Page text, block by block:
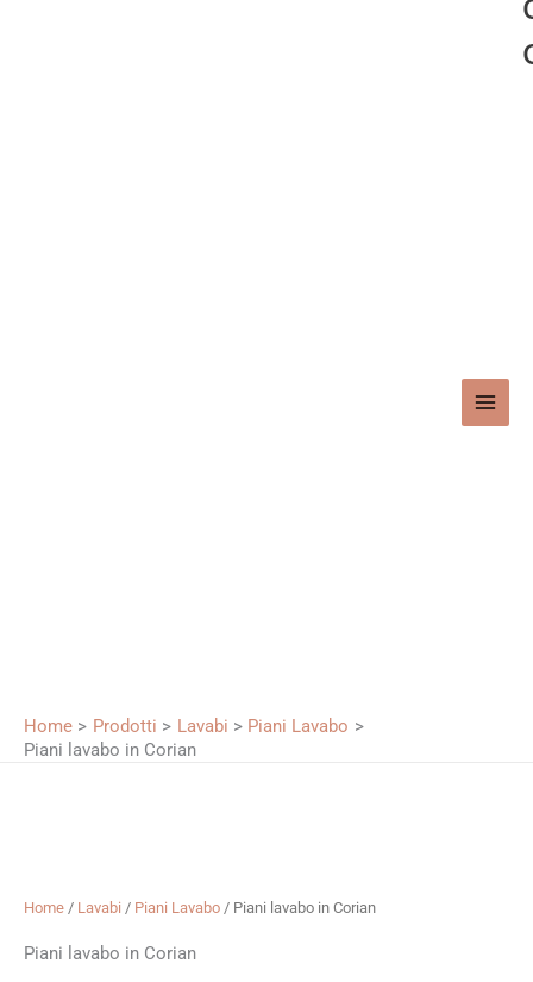
Home Prodotti Lavabi
Piani Lavabo
Piani lavabo in Corian
Home / Lavabi / Piani Lavabo / Piani lavabo in Corian
Piani lavabo in Corian